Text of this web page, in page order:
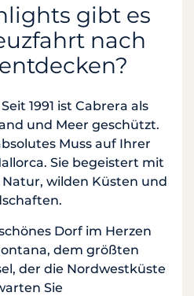
gibt es
nach
Seit 1991 ist Cabrera als
und Meer geschützt.
Muss auf Ihrer
Sie begeistert mit
wilden Küsten und
Dorf im Herzen
dem größten
der die Nordwestküste
Sie